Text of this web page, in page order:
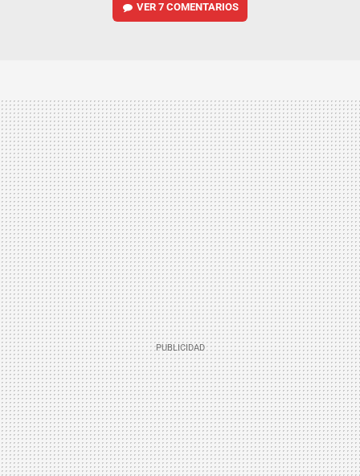
VER7 COMENTARIOS